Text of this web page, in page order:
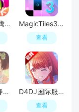
节奏大师腾讯版手游官方版 MagicTiles3魔法钢琴块3中文版
查看
Lyrica阳春白雪官方正版安卓版 D4DJ国际服版本最新版
查看